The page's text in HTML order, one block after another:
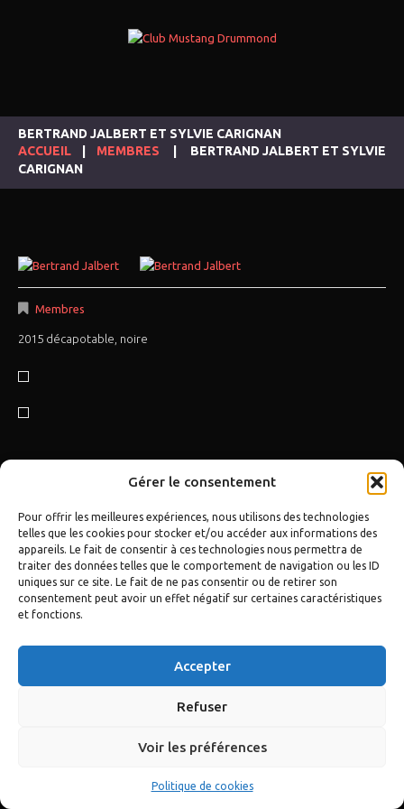
Gérer le consentement
Pour offrir les meilleures expériences, nous utilisons des technologies
telles que les cookies pour stocker et/ou accéder aux informations des
appareils. Le fait de consentir à ces technologies nous permettra de
traiter des données telles que le comportement de navigation ou les ID
uniques sur ce site. Le fait de ne pas consentir ou de retirer son
consentement peut avoir un effet négatif sur certaines caractéristiques
et fonctions.
Accepter
Refuser
Voir les préférences
Politique de cookies
BERTRAND JALBERT ET SYLVIE CARIGNAN
ACCUEIL
MEMBRES
BERTRAND JALBERT ET SYLVIE
CARIGNAN
Membres
2015 décapotable, noire
© 2018 TOUS DROITS RÉSERVÉS - CLUB MUSTANG DRUMMOND